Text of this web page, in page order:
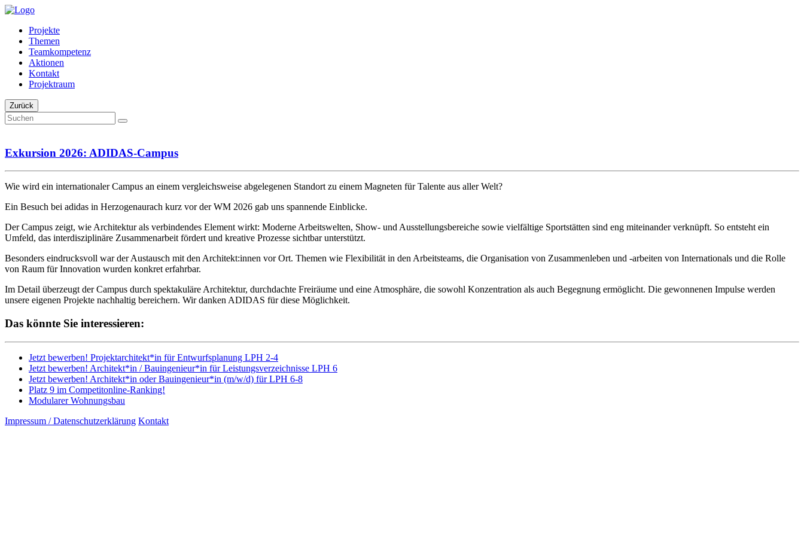
Projekte
Themen
Teamkompetenz
Aktionen
Kontakt
Projektraum
Zurück
Exkursion 2026: ADIDAS-Campus
Wie wird ein internationaler Campus an einem vergleichsweise abgelegenen Standort zu einem Magneten für Talente aus aller Welt?
Ein Besuch bei adidas in Herzogenaurach kurz vor der WM 2026 gab uns spannende Einblicke.
Der Campus zeigt, wie Architektur als verbindendes Element wirkt: Moderne Arbeitswelten, Show- und Ausstellungsbereiche sowie vielfältige Sportstätten sind eng miteinander verknüpft. So entsteht ein
Umfeld, das interdisziplinäre Zusammenarbeit fördert und kreative Prozesse sichtbar unterstützt.
Besonders eindrucksvoll war der Austausch mit den Architekt:innen vor Ort. Themen wie Flexibilität in den Arbeitsteams, die Organisation von Zusammenleben und -arbeiten von Internationals und die Rolle
von Raum für Innovation wurden konkret erfahrbar.
Im Detail überzeugt der Campus durch spektakuläre Architektur, durchdachte Freiräume und eine Atmosphäre, die sowohl Konzentration als auch Begegnung ermöglicht. Die gewonnenen Impulse werden
unsere eigenen Projekte nachhaltig bereichern. Wir danken ADIDAS für diese Möglichkeit.
Das könnte Sie interessieren:
Jetzt bewerben! Projektarchitekt*in für Entwurfsplanung LPH 2-4
Jetzt bewerben! Architekt*in / Bauingenieur*in für Leistungsverzeichnisse LPH 6
Jetzt bewerben! Architekt*in oder Bauingenieur*in (m/w/d) für LPH 6-8
Platz 9 im Competitonline-Ranking!
Modularer Wohnungsbau
Impressum / Datenschutzerklärung Kontakt